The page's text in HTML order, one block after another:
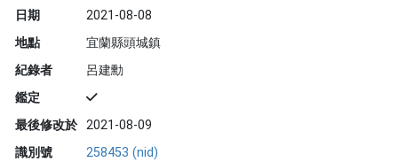
日期
2021-08-08
地點
宜蘭縣頭城鎮
紀錄者
呂建勳
鑑定
最後修改於 2021-08-09
識別號
258453 (nid)